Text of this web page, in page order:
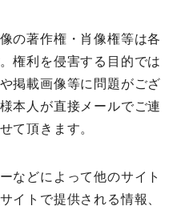
の著作権・肖像権等は各
権利を侵害する目的では
掲載画像等に問題がござ
本人が直接メールでご連
て頂きます。
などによって他のサイト
イトで提供される情報、